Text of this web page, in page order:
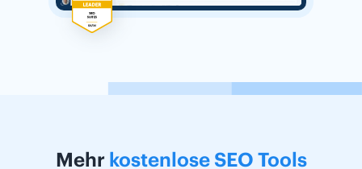
Mehr kostenlose SEO Tools